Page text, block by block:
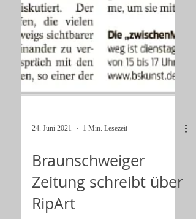
24. Juni 2021 1 Min. Lesezeit
Braunschweiger